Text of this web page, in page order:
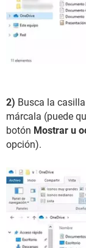
2) Busca la casilla
márcala (puede
botón Mostrar u
opción).